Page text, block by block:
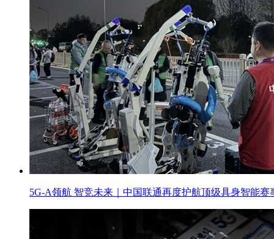
5G-A领航 智竞未来｜中国联通再度护航顶级具身智能赛